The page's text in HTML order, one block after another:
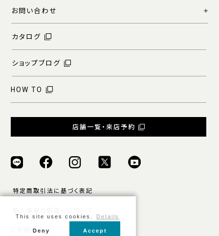
お問い合わせ
カタログ
ショップブログ
HOW TO
店舗一覧・来店予約
特定商取引法に基づく表記
ご利用規約
This site uses cookies. Details
Deny Accept